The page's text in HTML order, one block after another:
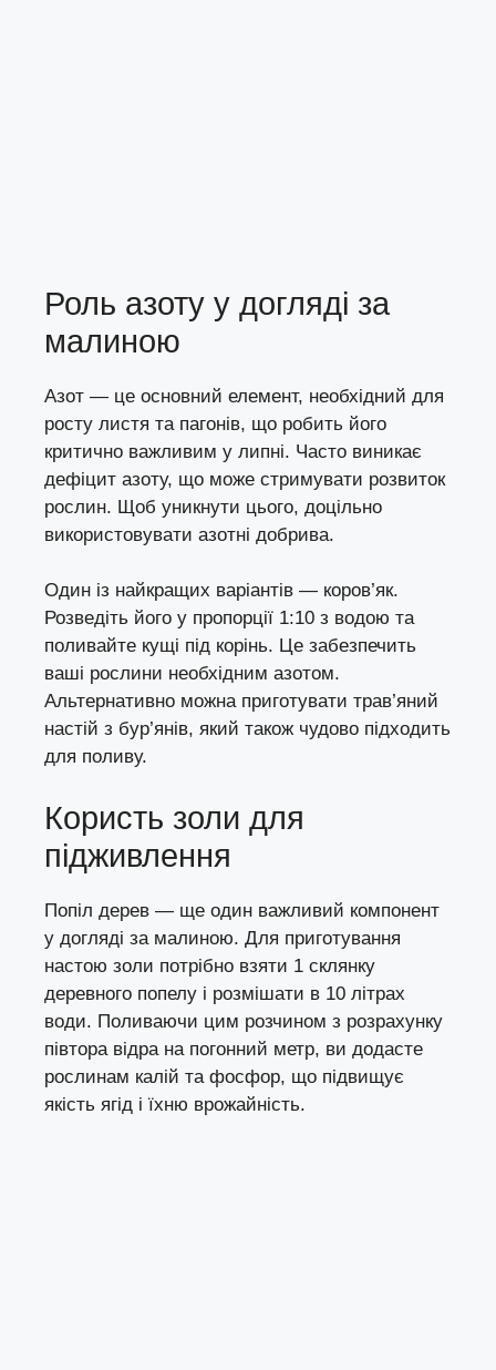
Роль азоту у догляді за
малиною
Азот — це основний елемент, необхідний для
росту листя та пагонів, що робить його
критично важливим у липні. Часто виникає
дефіцит азоту, що може стримувати розвиток
рослин. Щоб уникнути цього, доцільно
використовувати азотні добрива.
Один із найкращих варіантів — коров’як.
Розведіть його у пропорції 1:10 з водою та
поливайте кущі під корінь. Це забезпечить
ваші рослини необхідним азотом.
Альтернативно можна приготувати трав’яний
настій з бур’янів, який також чудово підходить
для поливу.
Користь золи для
підживлення
Попіл дерев — ще один важливий компонент
у догляді за малиною. Для приготування
настою золи потрібно взяти 1 склянку
деревного попелу і розмішати в 10 літрах
води. Поливаючи цим розчином з розрахунку
півтора відра на погонний метр, ви додасте
рослинам калій та фосфор, що підвищує
якість ягід і їхню врожайність.